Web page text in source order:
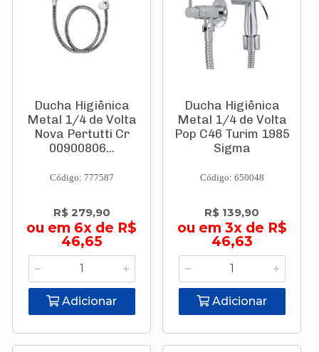
Ducha Higiênica
Metal 1/4 de Volta
Nova Pertutti Cr
00900806...
Código: 777587
R$ 279,90
ou em 6x de R$
46,65
Adicionar
Ducha Higiênica
Metal 1/4 de Volta
Pop C46 Turim 1985
Sigma
Código: 650048
R$ 139,90
ou em 3x de R$
46,63
Adicionar